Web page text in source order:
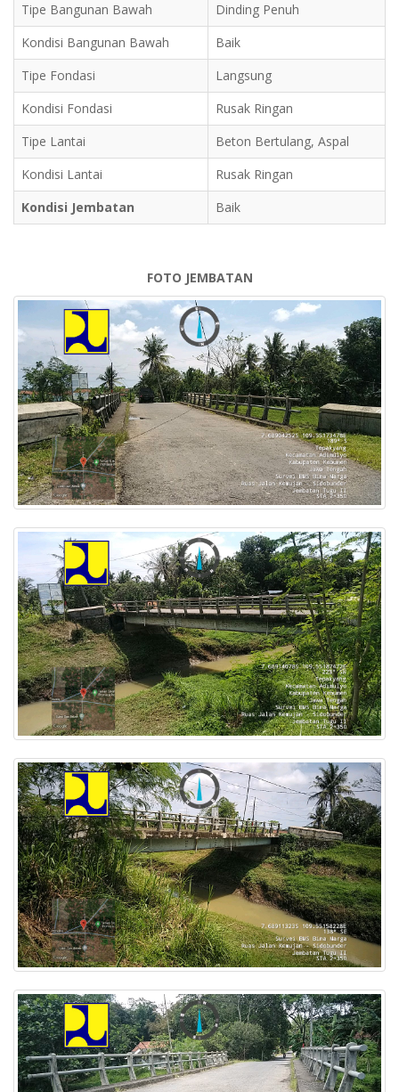
Tipe Bangunan Bawah
Dinding Penuh
Kondisi Bangunan Bawah
Baik
Tipe Fondasi
Langsung
Kondisi Fondasi
Rusak Ringan
Tipe Lantai
Beton Bertulang, Aspal
Kondisi Lantai
Rusak Ringan
Kondisi Jembatan
Baik
FOTO JEMBATAN